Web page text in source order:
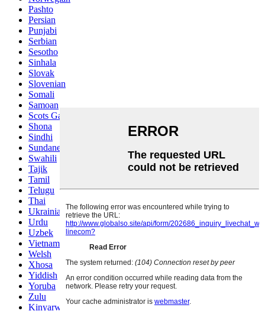
Pashto
Persian
Punjabi
Serbian
Sesotho
Sinhala
Slovak
Slovenian
Somali
Samoan
Scots Gaelic
Shona
Sindhi
Sundanese
Swahili
Tajik
Tamil
Telugu
Thai
Ukrainian
Urdu
Uzbek
Vietnamese
Welsh
Xhosa
Yiddish
Yoruba
Zulu
Kinyarwanda